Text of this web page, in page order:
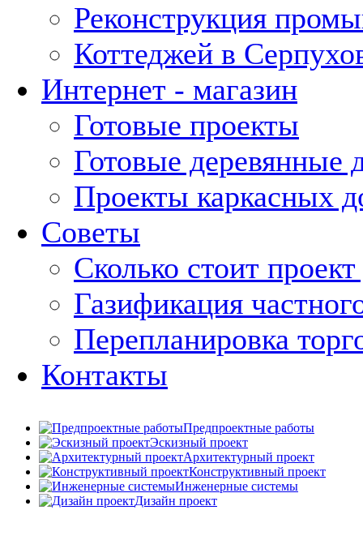
Реконструкция
Коттеджей в
Интернет - магазин
Готовые проекты
Готовые деревянные
Проекты каркасных
Советы
Сколько стоит
Газификация
Перепланировка
Контакты
Предпроектные работы
Эскизный проект
Архитектурный проект
Конструктивный проект
Инженерные системы
Дизайн проект